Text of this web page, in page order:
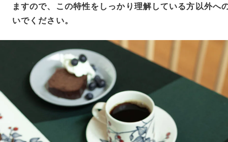
ますので、この特性をしっかり理解している方以外へ
いでください。